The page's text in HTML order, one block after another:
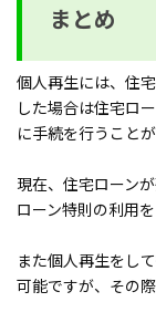
まとめ
個人再生には、住
した場合は住宅ロ
に手続を行うことが
現在、住宅ローン
ローン特則の利用
また個人再生をし
可能ですが、その